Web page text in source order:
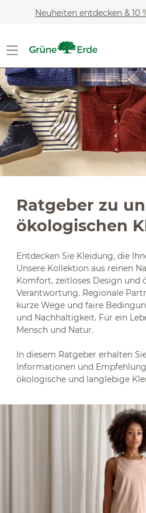
Zum Hauptinhalt springen
Neuheiten entdecken & 10
Ratgeber zu
ökologischen
Entdecken Sie Kleidung, die
Unsere Kollektion aus reinen
Komfort, zeitloses Design und
Verantwortung. Regionale
kurze Wege und faire
und Nachhaltigkeit. Für ein
Mensch und Natur.
In diesem Ratgeber erhalten
Informationen und
ökologische und langlebige